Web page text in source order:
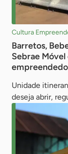
Cultura
Barretos,
Sebrae
Unidade
deseja abrir,